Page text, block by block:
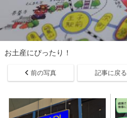
お土産にぴったり！
前の写真 記事に戻る